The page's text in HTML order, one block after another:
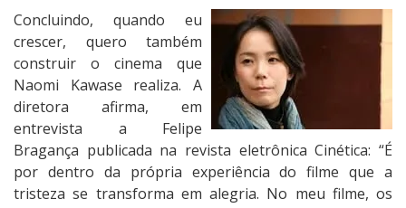
Concluindo, quando eu
crescer, quero também
construir o cinema que
Naomi Kawase realiza. A
diretora afirma, em
entrevista a Felipe
Bragança publicada na revista eletrônica Cinética: “É
por dentro da própria experiência do filme que a
tristeza se transforma em alegria. No meu filme, os